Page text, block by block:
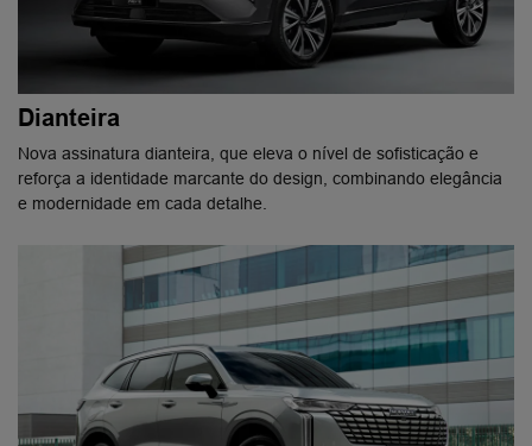
Dianteira
Nova assinatura dianteira, que eleva o nível de sofisticação e
reforça a identidade marcante do design, combinando elegância
e modernidade em cada detalhe.